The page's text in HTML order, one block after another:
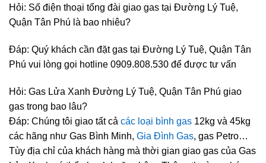
Hỏi: Số điện thoại tổng đài giao gas tại Đường Lý Tuệ,
Quận Tân Phú là bao nhiêu?
Đáp: Quý khách cần đặt gas tại Đường Lý Tuệ, Quận Tân
Phú vui lòng gọi hotline 0909.808.530 để được tư vấn
Hỏi: Gas Lửa Xanh Đường Lý Tuệ, Quận Tân Phú giao
gas trong bao lâu?
Đáp: Chúng tôi giao tất cả các loại bình gas 12kg và 45kg
các hãng như Gas Bình Minh, Gia Đình Gas, gas Petro…
Tùy địa chỉ của khách hàng mà thời gian giao gas của Gas